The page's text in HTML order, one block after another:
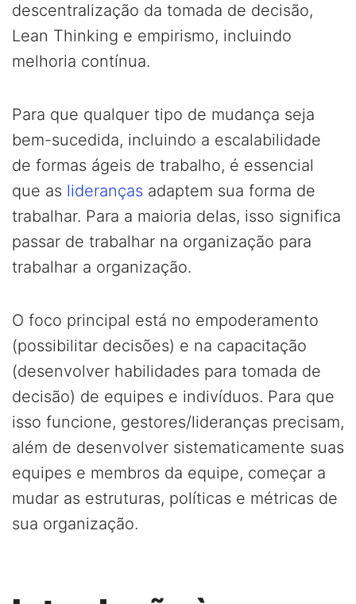
descentralização da tomada de decisão,
Lean Thinking e empirismo, incluindo
melhoria contínua.
Para que qualquer tipo de mudança seja
bem-sucedida, incluindo a escalabilidade
de formas ágeis de trabalho, é essencial
que as lideranças adaptem sua forma de
trabalhar. Para a maioria delas, isso significa
passar de trabalhar na organização para
trabalhar a organização.
O foco principal está no empoderamento
(possibilitar decisões) e na capacitação
(desenvolver habilidades para tomada de
decisão) de equipes e indivíduos. Para que
isso funcione, gestores/lideranças precisam,
além de desenvolver sistematicamente suas
equipes e membros da equipe, começar a
mudar as estruturas, políticas e métricas de
sua organização.